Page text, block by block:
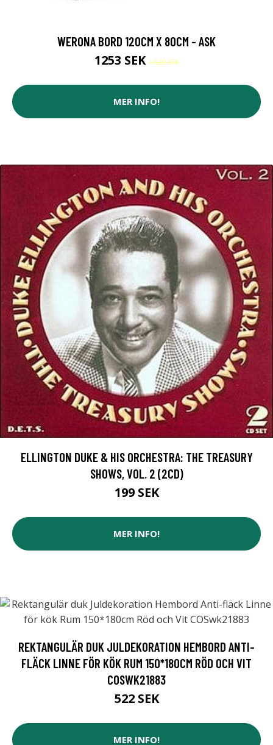
WERONA BORD 120CM X 80CM - ASK
1253 SEK1629 SEK
MER INFO!
ELLINGTON DUKE & HIS ORCHESTRA: THE TREASURY
SHOWS, VOL. 2 (2CD)
199 SEK
MER INFO!
REKTANGULÄR DUK JULDEKORATION HEMBORD ANTI-
FLÄCK LINNE FÖR KÖK RUM 150*180CM RÖD OCH VIT
COSWK21883
522 SEK
MER INFO!